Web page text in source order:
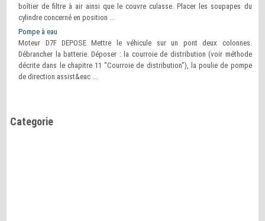
boîtier de filtre à air ainsi que le couvre culasse. Placer les soupapes du
cylindre concerné en position ...
Pompe à eau
Moteur D7F DEPOSE Mettre le véhicule sur un pont deux colonnes.
Débrancher la batterie. Déposer : la courroie de distribution (voir méthode
décrite dans le chapitre 11 "Courroie de distribution"), la poulie de pompe
de direction assist&eac ...
Categorie